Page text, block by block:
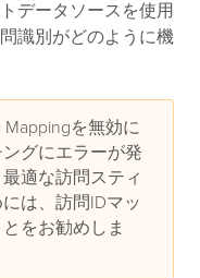
データソースを使用
識別がどのように機
Mappingを無効に
グにエラーが発
適な訪問スティ
は、訪問IDマッ
をお勧めしま